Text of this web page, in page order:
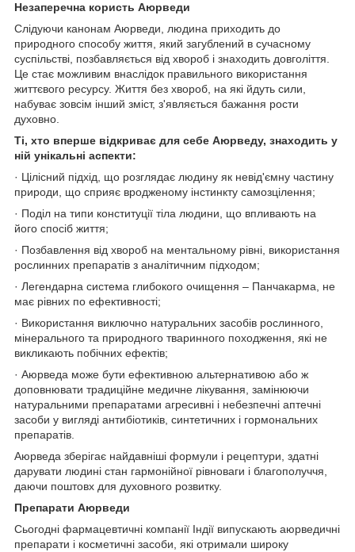
Незаперечна користь Аюрведи
Слідуючи канонам Аюрведи, людина приходить до
природного способу життя, який загублений в сучасному
суспільстві, позбавляється від хвороб і знаходить довголіття.
Це стає можливим внаслідок правильного використання
життєвого ресурсу. Життя без хвороб, на які йдуть сили,
набуває зовсім інший зміст, з'являється бажання рости
духовно.
Ті, хто вперше відкриває для себе Аюрведу, знаходить у
ній унікальні аспекти:
· Цілісний підхід, що розглядає людину як невід'ємну частину
природи, що сприяє вродженому інстинкту самозцілення;
· Поділ на типи конституції тіла людини, що впливають на
його спосіб життя;
· Позбавлення від хвороб на ментальному рівні, використання
рослинних препаратів з аналітичним підходом;
· Легендарна система глибокого очищення – Панчакарма, не
має рівних по ефективності;
· Використання виключно натуральних засобів рослинного,
мінерального та природного тваринного походження, які не
викликають побічних ефектів;
· Аюрведа може бути ефективною альтернативою або ж
доповнювати традиційне медичне лікування, замінюючи
натуральними препаратами агресивні і небезпечні аптечні
засоби у вигляді антибіотиків, синтетичних і гормональних
препаратів.
Аюрведа зберігає найдавніші формули і рецептури, здатні
дарувати людині стан гармонійної рівноваги і благополуччя,
даючи поштовх для духовного розвитку.
Препарати Аюрведи
Сьогодні фармацевтичні компанії Індії випускають аюрведичні
препарати і косметичні засоби, які отримали широку